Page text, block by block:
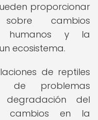
proporcionar
cambios
humanos y la
ecosistema.
de reptiles
de problemas
del
cambios en la